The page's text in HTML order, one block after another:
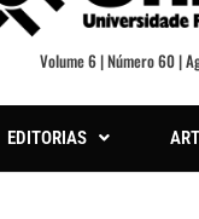
Volume 6 | Número 60 |
EDITORIAS